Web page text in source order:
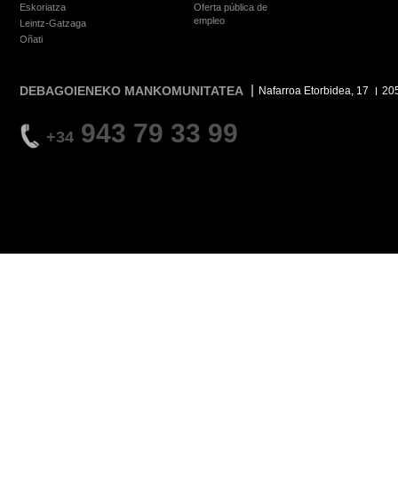
Eskoriatza
Leintz-Gatzaga
Oñati
Oferta pública de
empleo
DEBAGOIENEKO MANKOMUNITATEA Nafarroa Etorbidea, 17
+34 943 79 33 99